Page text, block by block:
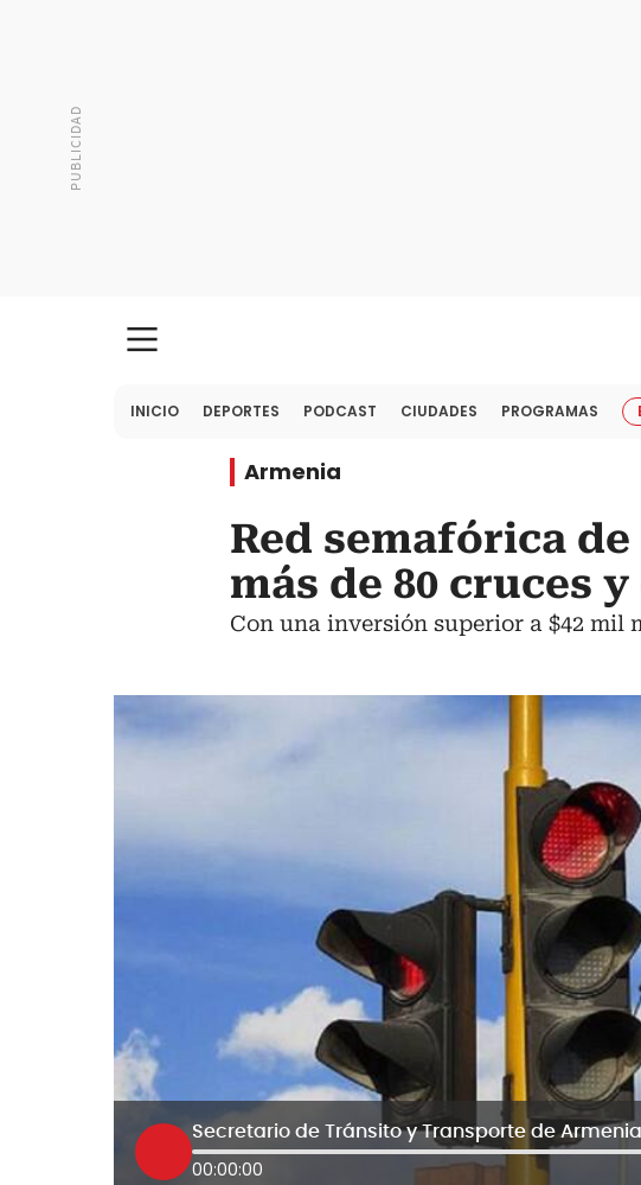
INICIO DEPORTES PODCAST CIUDADES PROGRAMAS
Armenia
Red semafórica
más de 80 cruces
Con una inversión superior a $42
Secretario de Tránsito y Transporte de
00:00:00